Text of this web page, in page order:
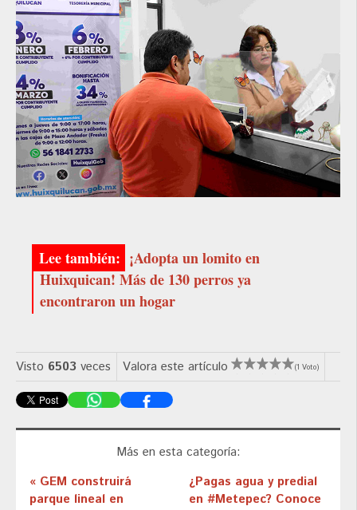
¡Adopta un lomito en
Huixquican! Más de 130 perros ya
encontraron un hogar
Visto 6503 veces Valora este artículo (1 Voto)
Más en esta categoría:
« GEM construirá
parque lineal en
¿Pagas agua y predial
en #Metepec? Conoce